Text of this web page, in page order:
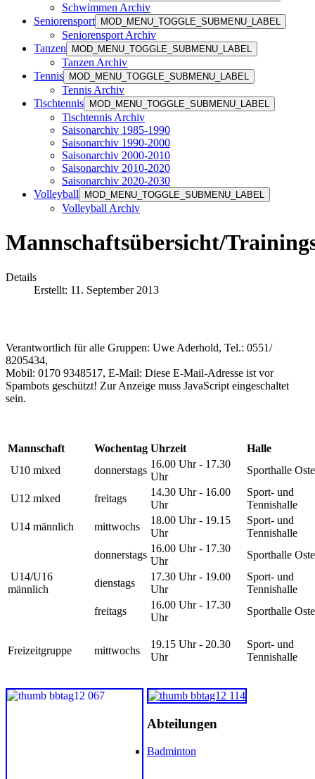
Schwimmen Archiv
Seniorensport
MOD_MENU_TOGGLE_SUBMENU_LABEL
Seniorensport Archiv
Tanzen
MOD_MENU_TOGGLE_SUBMENU_LABEL
Tanzen Archiv
Tennis
MOD_MENU_TOGGLE_SUBMENU_LABEL
Tennis Archiv
Tischtennis
MOD_MENU_TOGGLE_SUBMENU_LABEL
Tischtennis Archiv
Saisonarchiv 1985-1990
Saisonarchiv 1990-2000
Saisonarchiv 2000-2010
Saisonarchiv 2010-2020
Saisonarchiv 2020-2030
Volleyball
MOD_MENU_TOGGLE_SUBMENU_LABEL
Volleyball Archiv
Mannschaftsübersicht/
Details
Erstellt: 11. September 2013
Verantwortlich für alle Gruppen: Uwe Aderhold, Tel.: 0551/
8205434,
Mobil: 0170 9348517, E-Mail: Diese E-Mail-Adresse ist vor
Spambots geschützt! Zur Anzeige muss JavaScript eingeschaltet
sein.
Mannschaft Wochentag Uhrzeit
Halle
U10 mixed
donnerstags
16.00 Uhr - 17.30
Uhr
Sporthalle
U12 mixed freitags
14.30 Uhr - 16.00
Uhr
Sport- und
Tennishalle
U14 männlich
mittwochs
18.00 Uhr - 19.15
Uhr
Sport- und
Tennishalle
donnerstags
16.00 Uhr - 17.30
Uhr
Sporthalle
U14/U16
männlich
dienstags
17.30 Uhr - 19.00
Uhr
Sport- und
Tennishalle
freitags
16.00 Uhr - 17.30
Uhr
Sporthalle
Freizeitgruppe mittwochs
19.15 Uhr - 20.30
Uhr
Sport- und
Tennishalle
Abteilungen
Badminton